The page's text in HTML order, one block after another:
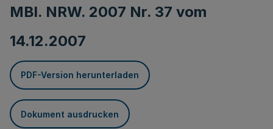
MBl. NRW. 2007 Nr. 37 vom
14.12.2007
PDF-Version herunterladen
Dokument ausdrucken